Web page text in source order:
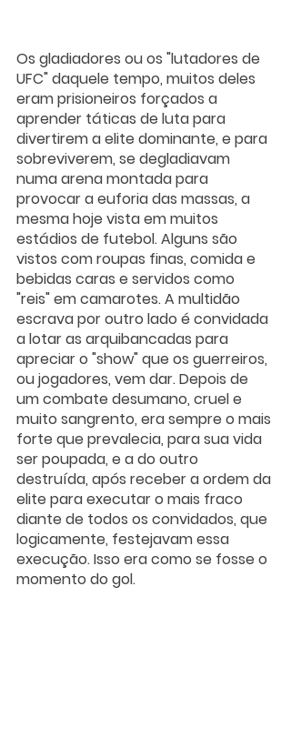
Os gladiadores ou os "lutadores de
UFC" daquele tempo, muitos deles
eram prisioneiros forçados a
aprender táticas de luta para
divertirem a elite dominante, e para
sobreviverem, se degladiavam
numa arena montada para
provocar a euforia das massas, a
mesma hoje vista em muitos
estádios de futebol. Alguns são
vistos com roupas finas, comida e
bebidas caras e servidos como
"reis" em camarotes. A multidão
escrava por outro lado é convidada
a lotar as arquibancadas para
apreciar o "show" que os guerreiros,
ou jogadores, vem dar. Depois de
um combate desumano, cruel e
muito sangrento, era sempre o mais
forte que prevalecia, para sua vida
ser poupada, e a do outro
destruída, após receber a ordem da
elite para executar o mais fraco
diante de todos os convidados, que
logicamente, festejavam essa
execução. Isso era como se fosse o
momento do gol.